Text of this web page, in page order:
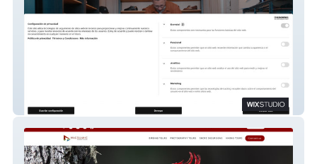
Dapperdan